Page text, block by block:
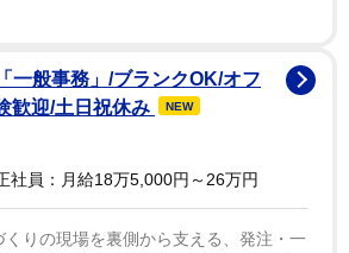
一般事務」/ブランクOK/オフ
歓迎/土日祝休み
NEW
社員：月給18万5,000円～26万円
くりの現場を裏側から支える、発注・一